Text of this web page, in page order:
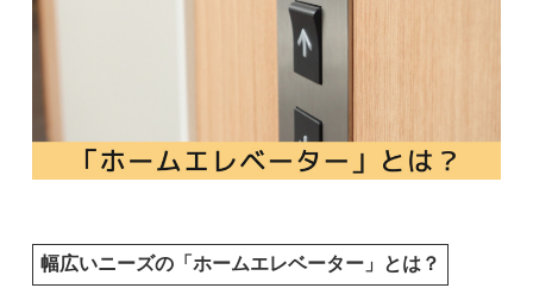
幅広いニーズの「ホームエレベーター」とは？